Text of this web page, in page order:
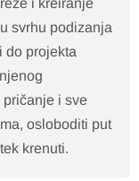
svrhu podizanja
do projekta
i sve
osloboditi put
krenuti.